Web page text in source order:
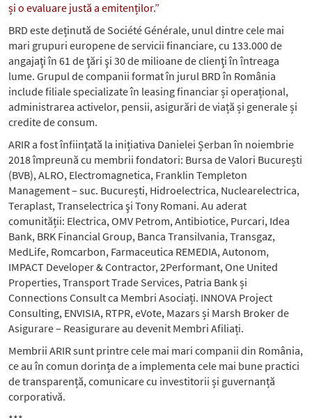
și o evaluare justă a emitenților.”
BRD este deținută de Société Générale, unul dintre cele mai
mari grupuri europene de servicii financiare, cu 133.000 de
angajaţi în 61 de ţări şi 30 de milioane de clienţi în întreaga
lume. Grupul de companii format în jurul BRD în România
include filiale specializate în leasing financiar și operațional,
administrarea activelor, pensii, asigurări de viață și generale și
credite de consum.
ARIR a fost înființată la inițiativa Danielei Șerban în noiembrie
2018 împreună cu membrii fondatori: Bursa de Valori București
(BVB), ALRO, Electromagnetica, Franklin Templeton
Management – suc. București, Hidroelectrica, Nuclearelectrica,
Teraplast, Transelectrica şi Tony Romani. Au aderat
comunității: Electrica, OMV Petrom, Antibiotice, Purcari, Idea
Bank, BRK Financial Group, Banca Transilvania, Transgaz,
MedLife, Romcarbon, Farmaceutica REMEDIA, Autonom,
IMPACT Developer & Contractor, 2Performant, One United
Properties, Transport Trade Services, Patria Bank și
Connections Consult ca Membri Asociați. INNOVA Project
Consulting, ENVISIA, RTPR, eVote, Mazars și Marsh Broker de
Asigurare – Reasigurare au devenit Membri Afiliați.
Membrii ARIR sunt printre cele mai mari companii din România,
ce au în comun dorința de a implementa cele mai bune practici
de transparență, comunicare cu investitorii și guvernanță
corporativă.